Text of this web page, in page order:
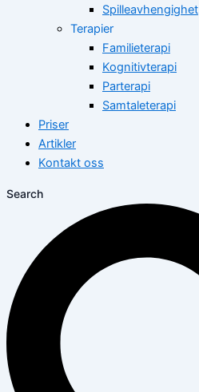
Spilleavhengighet
Terapier
Familieterapi
Kognitivterapi
Parterapi
Samtaleterapi
Priser
Artikler
Kontakt oss
Search